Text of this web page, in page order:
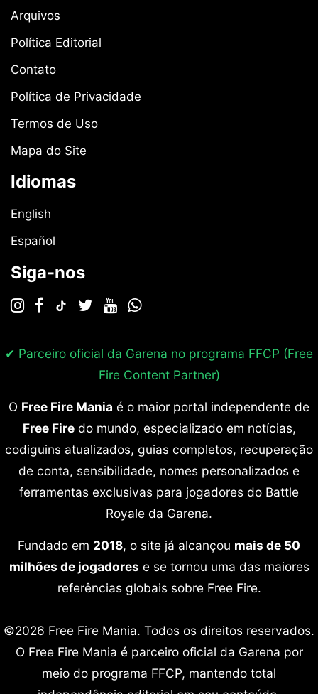
Arquivos
Política Editorial
Contato
Política de Privacidade
Termos de Uso
Mapa do Site
Idiomas
English
Español
Siga-nos
✔ Parceiro oficial da Garena no programa FFCP (Free
Fire Content Partner)
O Free Fire Mania é o maior portal independente de
Free Firedo mundo, especializado em notícias,
codiguins atualizados, guias completos, recuperação
de conta, sensibilidade, nomes personalizados e
ferramentas exclusivas para jogadores do Battle
Royale da Garena.
Fundado em 2018, o site já alcançou mais de 50
milhões de jogadores e se tornou uma das maiores
referências globais sobre Free Fire.
©2026 Free Fire Mania. Todos os direitos reservados.
O Free Fire Mania é parceiro oficial da Garena por
meio do programa FFCP, mantendo total